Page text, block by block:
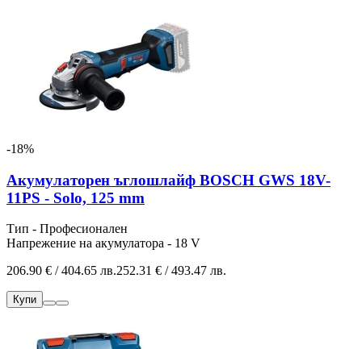
-18%
Акумулаторен ъглошлайф BOSCH GWS 18V-
11PS - Solo, 125 mm
Тип - Професионален
Напрежение на акумулатора - 18 V
206.90 € / 404.65 лв.252.31 € / 493.47 лв.
Купи